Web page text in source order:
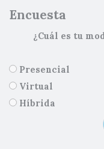
Encuesta
¿Cuál es tu
Presencial
Virtual
Híbrida